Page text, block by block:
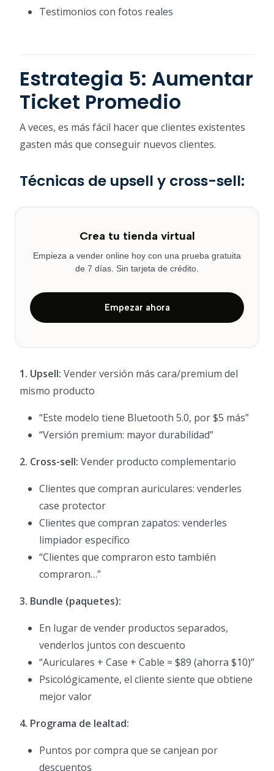
Testimonios con fotos reales
Estrategia 5: Aumentar
Ticket Promedio
A veces, es más fácil hacer que clientes existentes
gasten más que conseguir nuevos clientes.
Técnicas de upsell y cross-sell:
Crea tu tienda virtual
Empieza a vender online hoy con una prueba gratuita
de 7 días. Sin tarjeta de crédito.
Empezar ahora
1. Upsell: Vender versión más cara/premium del
mismo producto
“Este modelo tiene Bluetooth 5.0, por $5 más”
“Versión premium: mayor durabilidad”
2. Cross-sell: Vender producto complementario
Clientes que compran auriculares: venderles
case protector
Clientes que compran zapatos: venderles
limpiador específico
“Clientes que compraron esto también
compraron…”
3. Bundle (paquetes):
En lugar de vender productos separados,
venderlos juntos con descuento
“Auriculares + Case + Cable = $89 (ahorra $10)”
Psicológicamente, el cliente siente que obtiene
mejor valor
4. Programa de lealtad:
Puntos por compra que se canjean por
descuentos